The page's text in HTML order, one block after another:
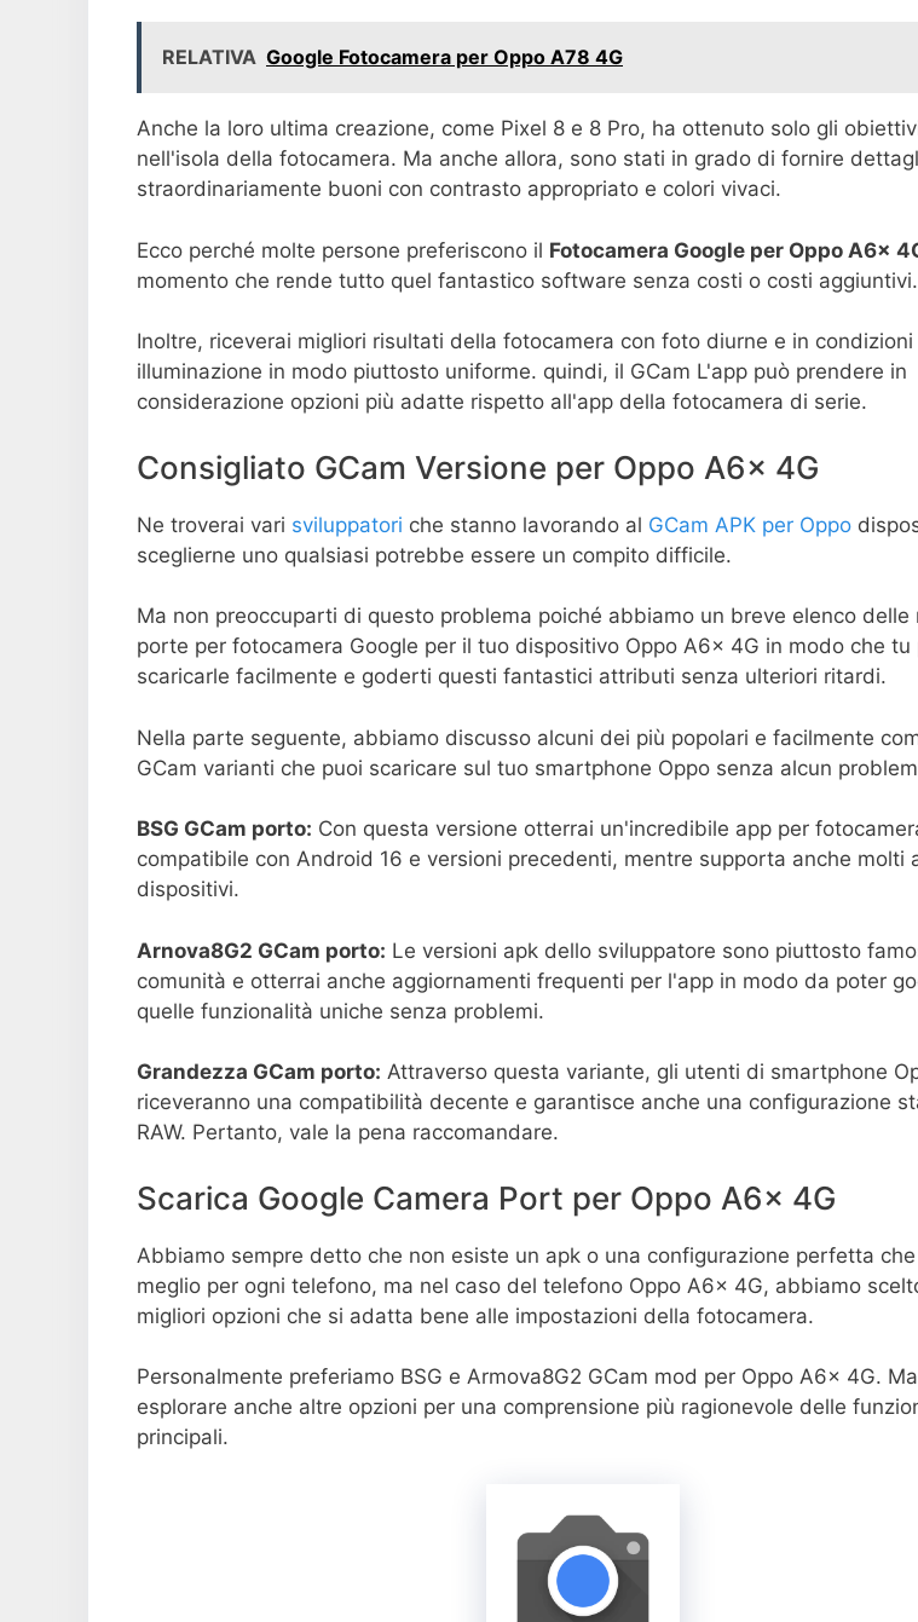
RELATIVA Google Fotocamera per Oppo A78 4G
Anche la loro ultima creazione, come Pixel 8 e 8 Pro, ha ottenuto solo gli
nell'isola della fotocamera. Ma anche allora, sono stati in grado di fornire
straordinariamente buoni con contrasto appropriato e colori vivaci.
Ecco perché molte persone preferiscono il Fotocamera Google per Oppo A6x
momento che rende tutto quel fantastico software senza costi o costi aggiuntivi.
Inoltre, riceverai migliori risultati della fotocamera con foto diurne e in
illuminazione in modo piuttosto uniforme. quindi, il GCam L'app può prendere in
considerazione opzioni più adatte rispetto all'app della fotocamera di serie.
Consigliato GCam Versione per Oppo A6x 4G
Ne troverai vari sviluppatori che stanno lavorando al GCam APK per Oppo
sceglierne uno qualsiasi potrebbe essere un compito difficile.
Ma non preoccuparti di questo problema poiché abbiamo un breve elenco delle
porte per fotocamera Google per il tuo dispositivo Oppo A6x 4G in modo che tu
scaricarle facilmente e goderti questi fantastici attributi senza ulteriori ritardi.
Nella parte seguente, abbiamo discusso alcuni dei più popolari e facilmente
GCam varianti che puoi scaricare sul tuo smartphone Oppo senza alcun
BSG GCam porto: Con questa versione otterrai un'incredibile app per
compatibile con Android 16 e versioni precedenti, mentre supporta anche molti
dispositivi.
Arnova8G2 GCam porto: Le versioni apk dello sviluppatore sono piuttosto
comunità e otterrai anche aggiornamenti frequenti per l'app in modo da poter
quelle funzionalità uniche senza problemi.
Grandezza GCam porto: Attraverso questa variante, gli utenti di smartphone
riceveranno una compatibilità decente e garantisce anche una configurazione
RAW. Pertanto, vale la pena raccomandare.
Scarica Google Camera Port per Oppo A6x 4G
Abbiamo sempre detto che non esiste un apk o una configurazione perfetta
meglio per ogni telefono, ma nel caso del telefono Oppo A6x 4G, abbiamo
migliori opzioni che si adatta bene alle impostazioni della fotocamera.
Personalmente preferiamo BSG e Armova8G2 GCam mod per Oppo A6x 4G.
esplorare anche altre opzioni per una comprensione più ragionevole delle
principali.